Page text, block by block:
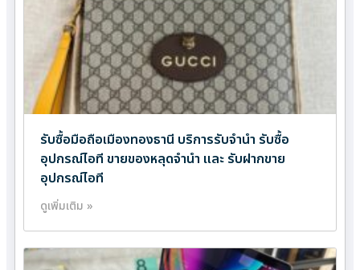
รับซื้อมือถือเมืองทองธานี บริการรับจำนำ รับซื้อ
อุปกรณ์ไอที ขายของหลุดจำนำ และ รับฝากขาย
อุปกรณ์ไอที
ดูเพิ่มเติม »